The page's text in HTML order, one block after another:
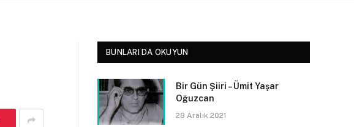
BUNLARI DA OKUYUN
Bir Gün Şiiri – Ümit Yaşar
Oğuzcan
28 Aralık 2021